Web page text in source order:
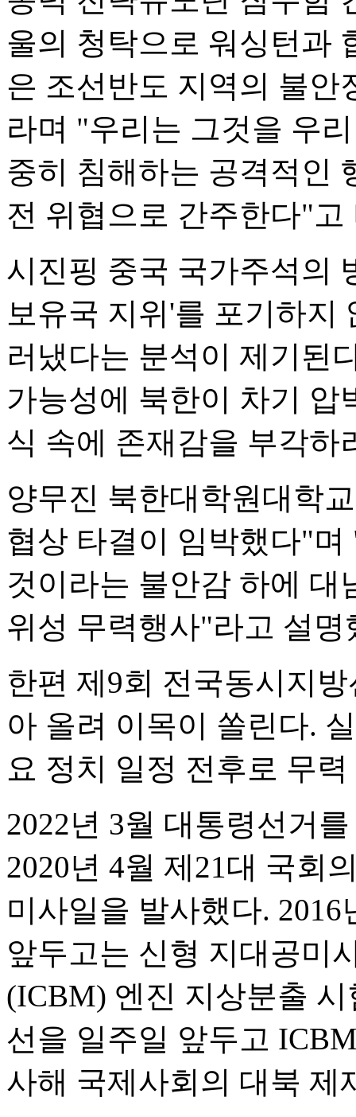
울의 청탁으로 워싱턴과
은 조선반도 지역의 불
라며 "우리는 그것을 우
중히 침해하는 공격적인
전 위협으로 간주한다"고
시진핑 중국 국가주석의
보유국 지위'를 포기하지
러냈다는 분석이 제기된
가능성에 북한이 차기 압
식 속에 존재감을 부각하
양무진 북한대학원대학
협상 타결이 임박했다"
것이라는 불안감 하에 대
위성 무력행사"라고 설명
한편 제9회 전국동시지
아 올려 이목이 쏠린다.
요 정치 일정 전후로 무
2022년 3월 대통령선거
2020년 4월 제21대 국회
미사일을 발사했다.
앞두고는 신형 지대공미
(ICBM) 엔진 지상분출
선을 일주일 앞두고
사해 국제사회의 대북 제